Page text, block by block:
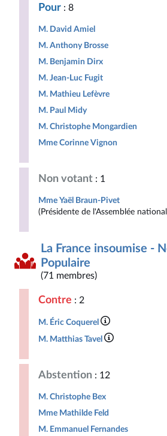
Pour : 8
M. David Amiel
M. Anthony Brosse
M. Benjamin Dirx
M. Jean-Luc Fugit
M. Mathieu Lefèvre
M. Paul Midy
M. Christophe Mongardien
Mme Corinne Vignon
Non votant : 1
Mme Yaël Braun-Pivet
(Présidente de l'Assemblée
La France insoumise -
Populaire
(71 membres)
Contre : 2
M. Éric Coquerel
M. Matthias Tavel
Abstention : 12
M. Christophe Bex
Mme Mathilde Feld
M. Emmanuel Fernandes